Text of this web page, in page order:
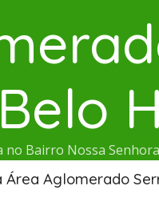
Belo
no Bairro Nossa
Área Aglomerado